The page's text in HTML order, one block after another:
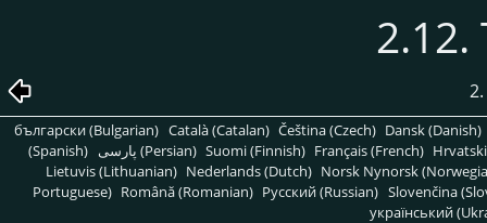
български (Bulgarian) Català (Catalan) Čeština (Czech) Dansk (Danish)
(Spanish)
پارسی (Persian) Suomi (Finnish) Français (French)
Lietuvis (Lithuanian) Nederlands (Dutch) Norsk Nynorsk
Portuguese) Română (Romanian) Pусский (Russian) Slovenčina
український